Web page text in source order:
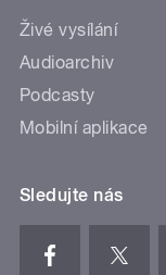
Živé vysílání
Audioarchiv
Podcasty
Mobilní aplikace
Sledujte nás